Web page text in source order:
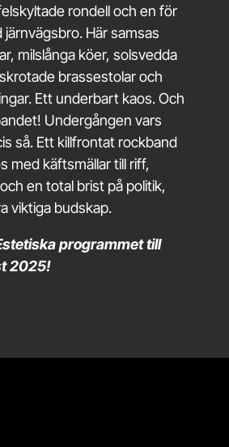
rondell och en för
järnvägsbro. Här samsas
milslånga köer, solsvedda
brassestolar och
Ett underbart kaos. Och
Undergången vars
så. Ett killfrontat rockband
med käftsmällar till riff,
en total brist på politik,
viktiga budskap.
programmet till
2025!